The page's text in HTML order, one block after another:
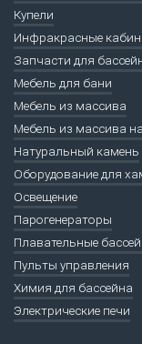
Купели
Инфракрасные
Запчасти для
Мебель для бани
Мебель из массива
Мебель из массива
Натуральный камень
Оборудование для
Освещение
Парогенераторы
Плавательные
Пульты управления
Химия для бассейна
Электрические печи